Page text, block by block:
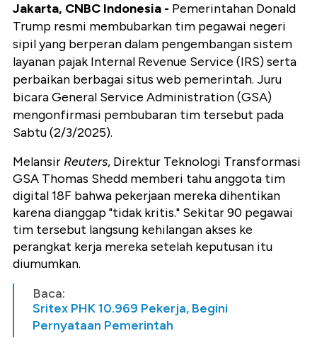
Jakarta, CNBC Indonesia - Pemerintahan Donald
Trump resmi membubarkan tim pegawai negeri
sipil yang berperan dalam pengembangan sistem
layanan pajak Internal Revenue Service (IRS) serta
perbaikan berbagai situs web pemerintah. Juru
bicara General Service Administration (GSA)
mengonfirmasi pembubaran tim tersebut pada
Sabtu (2/3/2025).
Melansir Reuters, Direktur Teknologi Transformasi
GSA Thomas Shedd memberi tahu anggota tim
digital 18F bahwa pekerjaan mereka dihentikan
karena dianggap "tidak kritis." Sekitar 90 pegawai
tim tersebut langsung kehilangan akses ke
perangkat kerja mereka setelah keputusan itu
diumumkan.
Baca:
Sritex PHK 10.969 Pekerja, Begini
Pernyataan Pemerintah